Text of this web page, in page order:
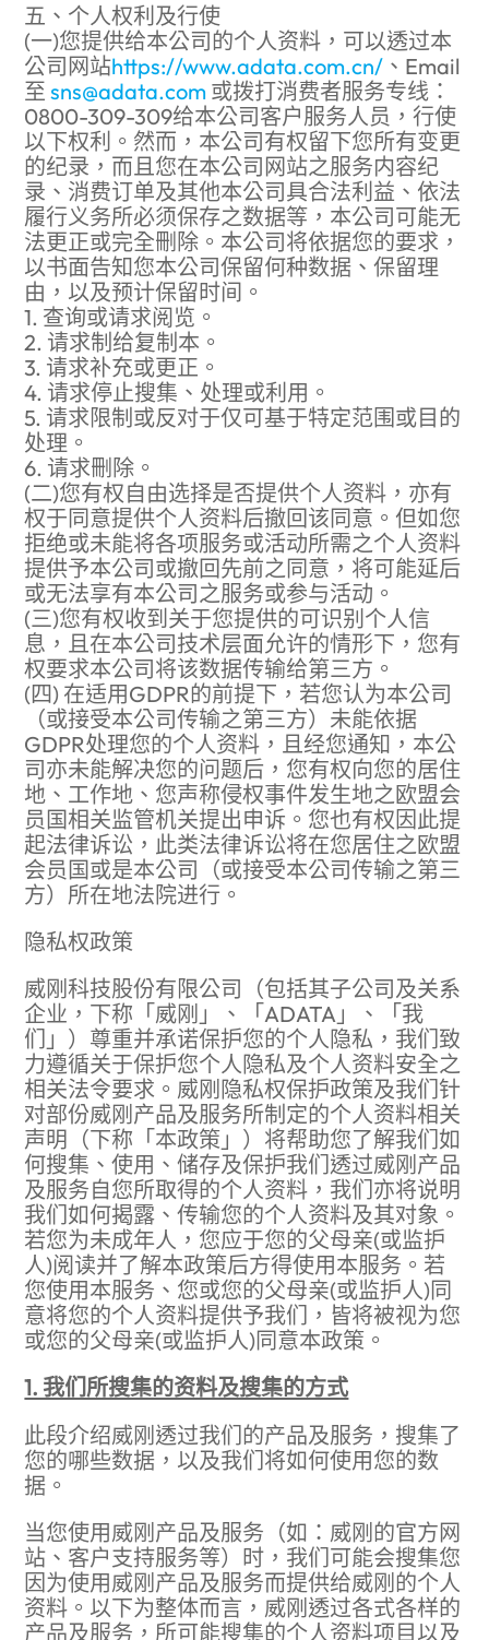
五、个人权利及行使
(一)您提供给本公司的个人资料，可以透过本
公司网站https://www.adata.com.cn/ 、Email
至sns@adata.com 或拨打消费者服务专线：
0800-309-309给本公司客户服务人员，行使
以下权利。然而，本公司有权留下您所有变更
的纪录，而且您在本公司网站之服务内容纪
录、消费订单及其他本公司具合法利益、依法
履行义务所必须保存之数据等，本公司可能无
法更正或完全删除。本公司将依据您的要求，
以书面告知您本公司保留何种数据、保留理
由，以及预计保留时间。
1. 查询或请求阅览。
2. 请求制给复制本。
3. 请求补充或更正。
4. 请求停止搜集、处理或利用。
5. 请求限制或反对于仅可基于特定范围或目的
处理。
6. 请求删除。
(二)您有权自由选择是否提供个人资料，亦有
权于同意提供个人资料后撤回该同意。但如您
拒绝或未能将各项服务或活动所需之个人资料
提供予本公司或撤回先前之同意，将可能延后
或无法享有本公司之服务或参与活动。
(三)您有权收到关于您提供的可识别个人信
息，且在本公司技术层面允许的情形下，您有
权要求本公司将该数据传输给第三方。
(四) 在适用GDPR的前提下，若您认为本公司
（或接受本公司传输之第三方）未能依据
GDPR处理您的个人资料，且经您通知，本公
司亦未能解决您的问题后，您有权向您的居住
地、工作地、您声称侵权事件发生地之欧盟会
员国相关监管机关提出申诉。您也有权因此提
起法律诉讼，此类法律诉讼将在您居住之欧盟
会员国或是本公司（或接受本公司传输之第三
方）所在地法院进行。
隐私权政策
威刚科技股份有限公司（包括其子公司及关系
企业，下称「威刚」、「ADATA」、「我
们」）尊重并承诺保护您的个人隐私，我们致
力遵循关于保护您个人隐私及个人资料安全之
相关法令要求。威刚隐私权保护政策及我们针
对部份威刚产品及服务所制定的个人资料相关
声明（下称「本政策」）将帮助您了解我们如
何搜集、使用、储存及保护我们透过威刚产品
及服务自您所取得的个人资料，我们亦将说明
我们如何揭露、传输您的个人资料及其对象。
若您为未成年人，您应于您的父母亲(或监护
人)阅读并了解本政策后方得使用本服务。若
您使用本服务、您或您的父母亲(或监护人)同
意将您的个人资料提供予我们，皆将被视为您
或您的父母亲(或监护人)同意本政策。
1. 我们所搜集的资料及搜集的方式
此段介绍威刚透过我们的产品及服务，搜集了
您的哪些数据，以及我们将如何使用您的数
据。
当您使用威刚产品及服务（如：威刚的官方网
站、客户支持服务等）时，我们可能会搜集您
因为使用威刚产品及服务而提供给威刚的个人
资料。以下为整体而言，威刚透过各式各样的
产品及服务，所可能搜集的个人资料项目以及